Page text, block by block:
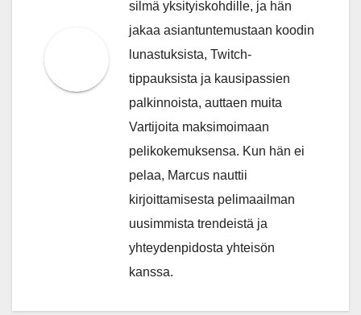
silmä yksityiskohdille, ja hän
jakaa asiantuntemustaan koodin
lunastuksista, Twitch-
tippauksista ja kausipassien
palkinnoista, auttaen muita
Vartijoita maksimoimaan
pelikokemuksensa. Kun hän ei
pelaa, Marcus nauttii
kirjoittamisesta pelimaailman
uusimmista trendeistä ja
yhteydenpidosta yhteisön
kanssa.